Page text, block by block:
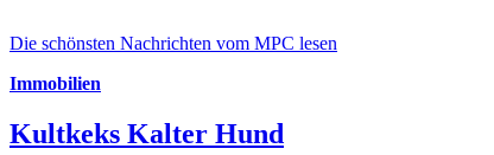
Die schönsten Nachrichten vom MPC lesen
Immobilien
Kultkeks Kalter Hund